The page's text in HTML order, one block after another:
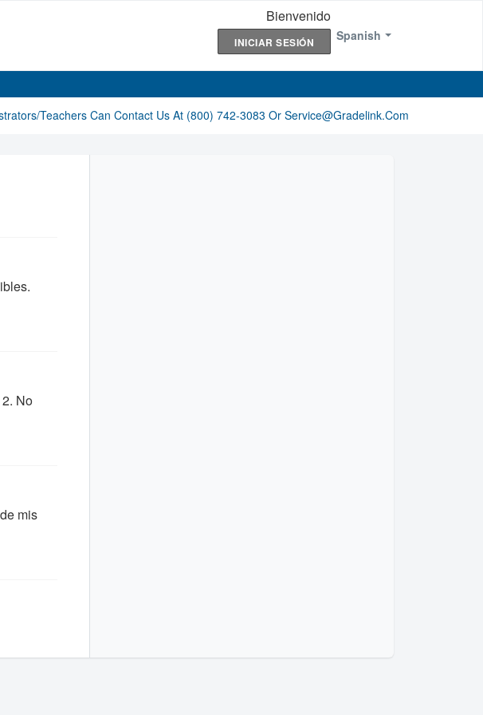
Spanish
Bienvenido
INICIAR SESIÓN
Teachers Can Contact Us At (800) 742-3083 Or Service@gradelink.com
No
mis